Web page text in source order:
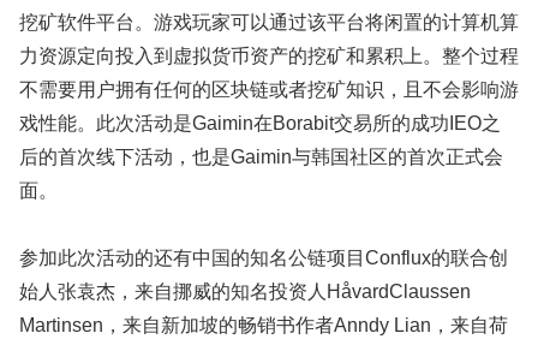
挖矿软件平台。游戏玩家可以通过该平台将闲置的计算机算
力资源定向投入到虚拟货币资产的挖矿和累积上。整个过程
不需要用户拥有任何的区块链或者挖矿知识，且不会影响游
戏性能。此次活动是Gaimin在Borabit交易所的成功IEO之
后的首次线下活动，也是Gaimin与韩国社区的首次正式会
面。
参加此次活动的还有中国的知名公链项目Conflux的联合创
始人张袁杰，来自挪威的知名投资人HåvardClaussen
Martinsen，来自新加坡的畅销书作者Anndy Lian，来自荷